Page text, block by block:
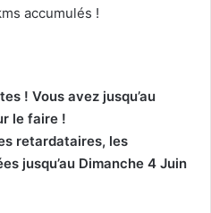
accumulés !
! Vous avez jusqu’au
le faire !
retardataires, les
jusqu’au Dimanche 4 Juin